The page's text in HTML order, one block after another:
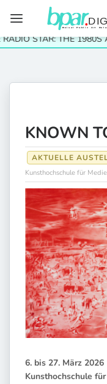
STAR: THE 1980S
KNOWN
AKTUELLE
Kunsthochschule für
6. bis 27. März 2026
Kunsthochschule